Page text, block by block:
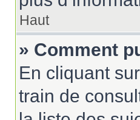
Haut
» Comment
En cliquant
train de